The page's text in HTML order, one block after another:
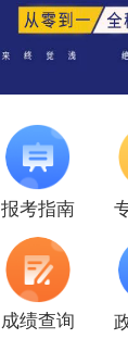
报考指南
成绩查询
2025年4月湖